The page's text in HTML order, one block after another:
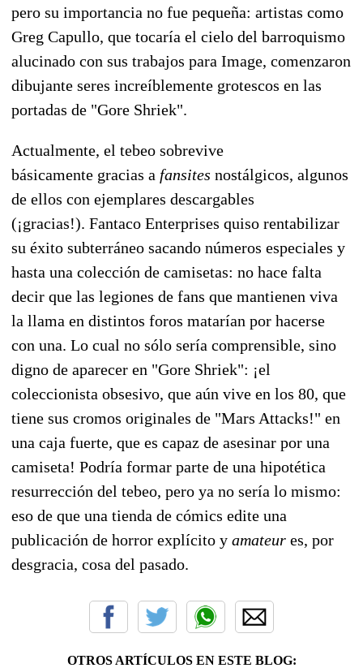
pero su importancia no fue pequeña: artistas como
Greg Capullo, que tocaría el cielo del barroquismo
alucinado con sus trabajos para Image, comenzaron
dibujante seres increíblemente grotescos en las
portadas de "Gore Shriek".
Actualmente, el tebeo sobrevive
básicamente gracias a fansites nostálgicos, algunos
de ellos con ejemplares descargables
(¡gracias!). Fantaco Enterprises quiso rentabilizar
su éxito subterráneo sacando números especiales y
hasta una colección de camisetas: no hace falta
decir que las legiones de fans que mantienen viva
la llama en distintos foros matarían por hacerse
con una. Lo cual no sólo sería comprensible, sino
digno de aparecer en "Gore Shriek": ¡el
coleccionista obsesivo, que aún vive en los 80, que
tiene sus cromos originales de "Mars Attacks!" en
una caja fuerte, que es capaz de asesinar por una
camiseta! Podría formar parte de una hipotética
resurrección del tebeo, pero ya no sería lo mismo:
eso de que una tienda de cómics edite una
publicación de horror explícito y amateur es, por
desgracia, cosa del pasado.
OTROS ARTÍCULOS EN ESTE BLOG: